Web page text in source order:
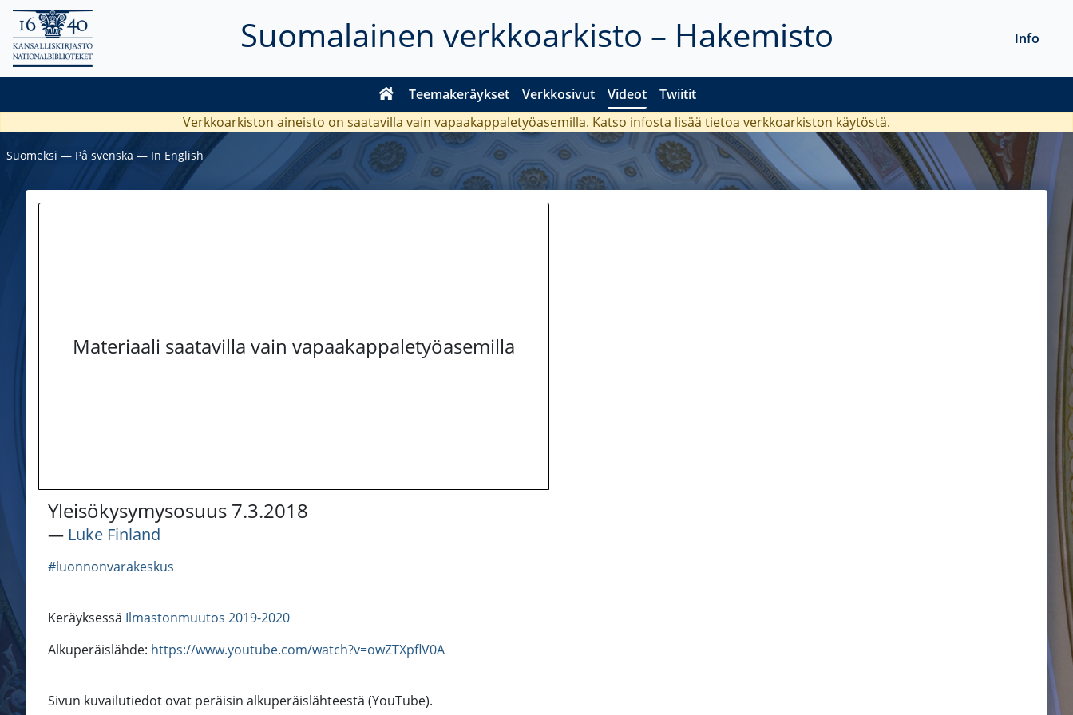
Suomalainen verkkoarkisto – Hakemisto
Teemakeräykset Verkkosivut Videot Twiitit
Info
Verkkoarkiston aineisto on saatavilla vain vapaakappaletyöasemilla. Katso infosta lisää tietoa verkkoarkiston käytöstä.
Suomeksi ― På svenska ― In English
Materiaali saatavilla vain vapaakappaletyöasemilla
Yleisökysymysosuus 7.3.2018
― Luke Finland
#luonnonvarakeskus
Keräyksessä Ilmastonmuutos 2019-2020
Alkuperäislähde: https://www.youtube.com/watch?v=owZTXpflV0A
Sivun kuvailutiedot ovat peräisin alkuperäislähteestä (YouTube).